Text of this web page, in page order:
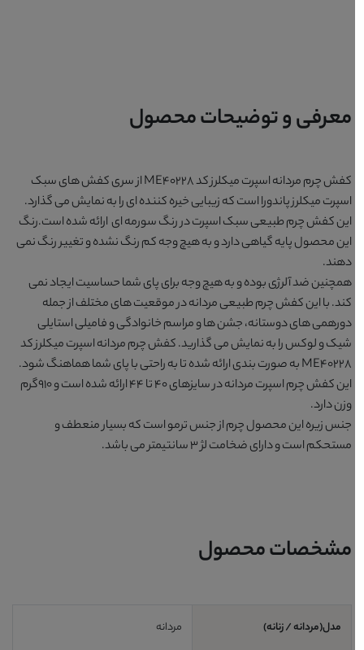
معرفی و توضیحات محصول
کفش چرم مردانه اسپرت میکلرز کد ME40228 از سری کفش های سبک
اسپرت میکلرز پاندورا است که زیبایی خیره کننده ای را به نمایش می گذارد.
این کفش چرم طبیعی سبک اسپرت در رنگ سورمه ای ارائه شده است.رنگ
این محصول پایه گیاهی دارد و به هیچ وجه کم رنگ نشده و تغییر رنگ نمی
دهند.
همچنین ضد آلرژی بوده و به هیچ وجه برای پای شما حساسیت ایجاد نمی
کند. با این کفش چرم طبیعی مردانه در موقعیت های مختلف از جمله
دورهمی های دوستانه، جشن ها و مراسم خانوادگی و فامیلی استایلی
شیک و لوکس را به نمایش می گذارید. کفش چرم مردانه اسپرت میکلرز کد
ME40228 به صورت بندی ارائه شده تا به راحتی با پای شما هماهنگ شود.
این کفش چرم اسپرت مردانه در سایزهای 40 تا 44 ارائه شده است و 910گرم
وزن دارد.
جنس زیره این محصول چرم از جنس ترمو است که بسیار منعطف و
مستحکم است و دارای ضخامت لژ 3 سانتیمتر می باشد.
مشخصات محصول
مدل(مردانه / زنانه) مردانه